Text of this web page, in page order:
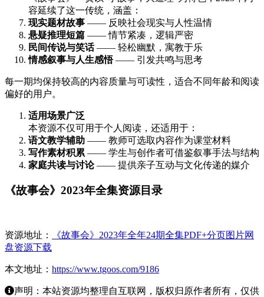
容延续了这一传统，涵盖：
现实题材故事 —— 反映社会现实与人性温情
悬疑推理短篇 —— 情节紧凑，逻辑严密
民间传说与笑话—— 轻松幽默，寓教于乐
情感叙事与人生感悟—— 引发共鸣与思考
每一期均保持较高的内容质量与可读性，适合不同年龄和阅读
偏好的用户。
适用场景广泛
本资源不仅可用于个人阅读，还适用于：
语文教学辅助 —— 教师可选取内容作为课堂材料
写作素材积累 —— 学生与创作者可借鉴叙事手法与结构
家庭共读与讨论—— 提供亲子互动与文化传递的媒介
《故事会》2023年全集资源目录
资源地址：
《故事会》2023年全年24期全集PDF+分页图片网
盘资源下载
本文地址： https://www.tgoos.com/9186
声明：本站资源均整理自互联网，版权归原作者所有，仅供